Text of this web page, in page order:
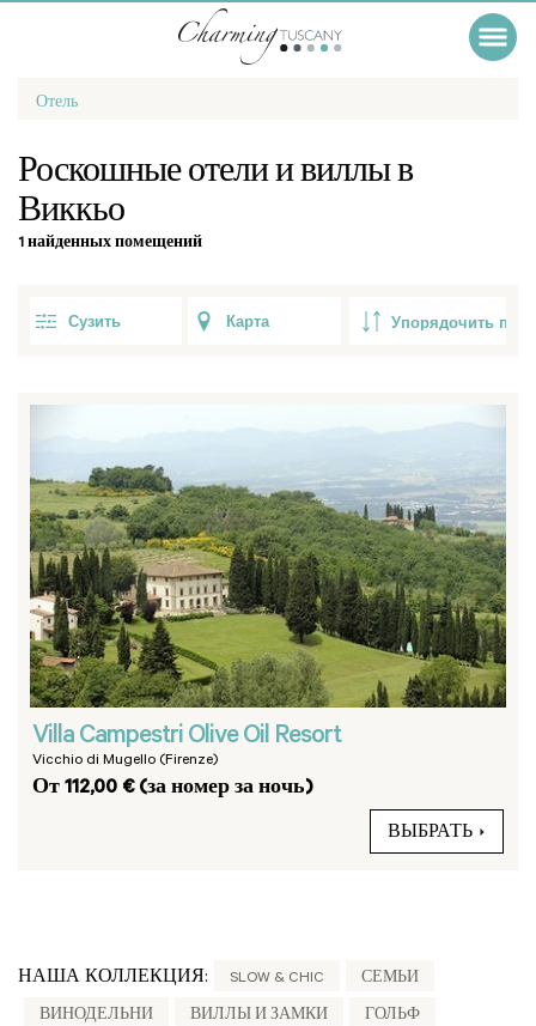
Отель
Роскошные отели и виллы в
Виккьо
1 найденных помещений
Сузить Карта
Villa Campestri Olive Oil Resort
Vicchio di Mugello (Firenze)
От 112,00 € (за номер за ночь)
ВЫБРАТЬ
НАША КОЛЛЕКЦИЯ: SLOW & CHIC СЕМЬИ
ВИНОДЕЛЬНИ ВИЛЛЫ И ЗАМКИ ГОЛЬФ